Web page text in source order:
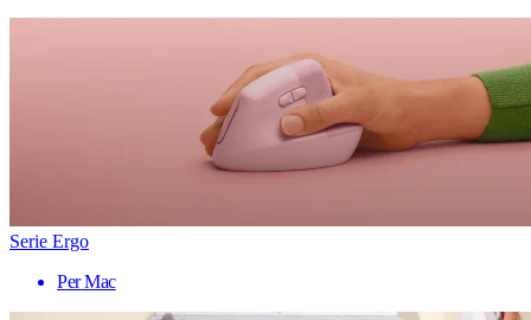
Serie Ergo
Per Mac